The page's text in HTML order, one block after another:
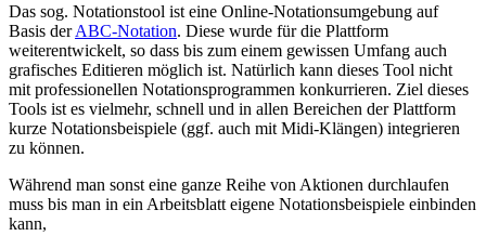
Das sog. Notationstool ist eine Online-Notationsumgebung auf
Basis derABC-Notation. Diese wurde für die Plattform
weiterentwickelt, so dass bis zum einem gewissen Umfang auch
grafisches Editieren möglich ist. Natürlich kann dieses Tool nicht
mit professionellen Notationsprogrammen konkurrieren. Ziel dieses
Tools ist es vielmehr, schnell und in allen Bereichen der Plattform
kurze Notationsbeispiele (ggf. auch mit Midi-Klängen) integrieren
zu können.
Während man sonst eine ganze Reihe von Aktionen durchlaufen
muss bis man in ein Arbeitsblatt eigene Notationsbeispiele einbinden
kann,